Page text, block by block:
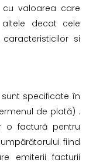
cu valoarea care
altele decat cele
si
specificate în
de plată) .
o factură pentru
fiind
emiterii facturii